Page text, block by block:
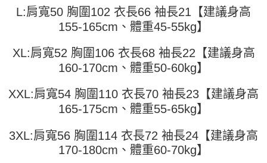
法說明評估內容。
【繳款方式說明】
1.分期款項不併入電信帳單，「大哥付你分期」於每月結算日後寄送繳費提
2.透過簡訊連結打開帳單後，可選擇「超商條碼／台灣大直營門市／銀行轉
帳／街口支付／iPASS MONEY」等通路繳費。
【注意事項】
1.本服務係由「台灣大哥大股份有限公司」（以下簡稱本公司）所提供，讓
用戶於交易時，得透過本服務購買商品或服務，並由商店將買賣／分期付款
買賣價金債權讓與本公司後，依約使用本公司帳單繳交帳款。
2.基於同意付款使用「大哥付你分期」之契約關係目的，商店將以您的個人
資料（包含姓名、電話或地址）提供予台灣大哥大進項蒐集、處理及利用，
由本公司與您本人進行分期帳單所需資料之確認、核對及更正。
２．便利：只要手機號碼，簡訊認證，即可結帳。
３．安心：先確認商品／服務後，再付款。
１．於結帳方式選擇「AFTEE先享後付」後，將跳轉至「AFTEE先享後付」
結帳頁面，進行簡訊認證並確認金額後，即可完成結帳。
２．訂單成立數日內，您將收到繳費通知簡訊。
ATM／網路銀行／等多元方式進行付款，方視為交易完成。
※ 請注意：結帳手續完成當下不需立刻繳費，但若您需要取消訂單，請聯絡
購買商品的店家。未經商家同意取消之訂單仍視為有效，需透過AFTEE先享
※ 交易是否成功請以「AFTEE先享後付 」之結帳頁面顯示為準，若有關於
是否繳費成功／繳費後需取消欲退款等相關疑問，請聯繫「AFTEE先享後付
客戶支援中心」https://netprotections.freshdesk.com/support/home
全家取貨付款
付款 後全家取貨
7-11取貨付款
每筆NT$45，滿NT$499(含以上)免運費
付款 後7-11取貨
每筆NT$45，滿NT$499(含以上)免運費
L:肩寬50 胸圍102 衣長66 袖長21【建議身高
155-165cm、體重45-55kg】
XL:肩寬52 胸圍106 衣長68 袖長22【建議身高
160-170cm、體重50-60kg】
XXL:肩寬54 胸圍110 衣長70 袖長23【建議身高
165-175cm、體重55-65kg】
3XL:肩寬56 胸圍114 衣長72 袖長24【建議身高
170-180cm、體重60-70kg】